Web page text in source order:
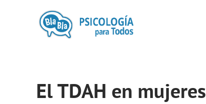
El TDAH en mujeres